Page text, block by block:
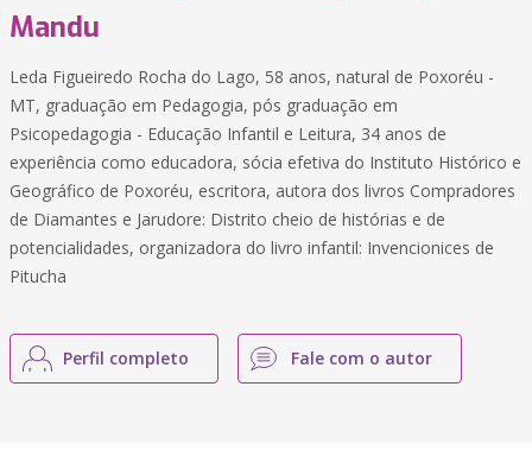
Mandu
Leda Figueiredo Rocha do Lago, 58 anos, natural de Poxoréu -
MT, graduação em Pedagogia, pós graduação em
Psicopedagogia - Educação Infantil e Leitura, 34 anos de
experiência como educadora, sócia efetiva do Instituto Histórico e
Geográfico de Poxoréu, escritora, autora dos livros Compradores
de Diamantes e Jarudore: Distrito cheio de histórias e de
potencialidades, organizadora do livro infantil: Invencionices de
Pitucha
Perfil completo Fale com o autor